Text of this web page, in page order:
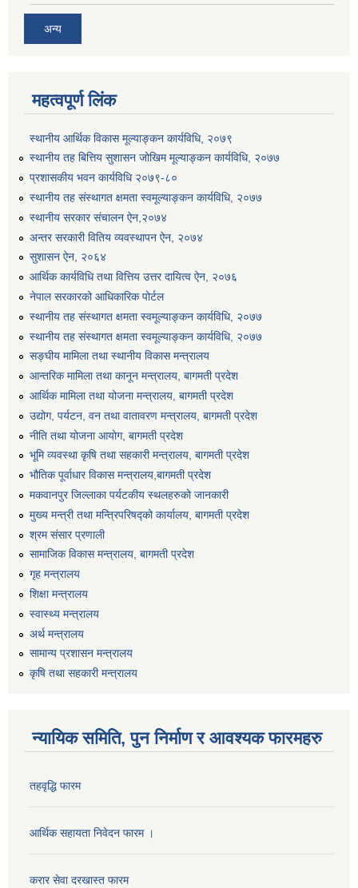
अन्य
महत्वपूर्ण लिंक
स्थानीय आर्थिक विकास मूल्याङ्कन कार्यविधि, २०७९
स्थानीय तह बित्तिय सुशासन जोखिम मूल्याङ्कन कार्यविधि, २०७७
प्रशासकीय भवन कार्यविधि २०७९-८०
स्थानीय तह संस्थागत क्षमता स्वमूल्याङ्कन कार्यविधि, २०७७
स्थानीय सरकार संचालन ऐन,२०७४
अन्तर सरकारी वितिय व्यवस्थापन ऐन, २०७४
सुशासन ऐन, २०६४
आर्थिक कार्यविधि तथा वित्तिय उत्तर दायित्व ऐन, २०७६
नेपाल सरकारको आधिकारिक पोर्टल
स्थानीय तह संस्थागत क्षमता स्वमूल्याङ्कन कार्यविधि, २०७७
स्थानीय तह संस्थागत क्षमता स्वमूल्याङ्कन कार्यविधि, २०७७
सङ्घीय मामिला तथा स्थानीय विकास मन्त्रालय
आन्तरिक मामिला तथा कानून मन्त्रालय, बागमती प्रदेश
आर्थिक मामिला तथा योजना मन्त्रालय, बागमती प्रदेश
उद्योग, पर्यटन, वन तथा वातावरण मन्त्रालय, बागमती प्रदेश
नीति तथा योजना आयोग, बागमती प्रदेश
भूमि व्यवस्था कृषि तथा सहकारी मन्त्रालय, बागमती प्रदेश
भौतिक पूर्वाधार विकास मन्त्रालय,बागमती प्रदेश
मकवानपुर जिल्लाका पर्यटकीय स्थलहरुको जानकारी
मुख्य मन्त्री तथा मन्त्रिपरिषद्को कार्यालय, बागमती प्रदेश
श्रम संसार प्रणाली
सामाजिक विकास मन्त्रालय, बागमती प्रदेश
गृह मन्त्रालय
शिक्षा मन्त्रालय
स्वास्थ्य मन्त्रालय
अर्थ मन्त्रालय
सामान्य प्रशासन मन्त्रालय
कृषि तथा सहकारी मन्त्रालय
न्यायिक समिति, पुन निर्माण र आवश्यक फारमहरु
तहवृद्धि फारम
आर्थिक सहायता निवेदन फारम ।
करार सेवा दरखास्त फारम